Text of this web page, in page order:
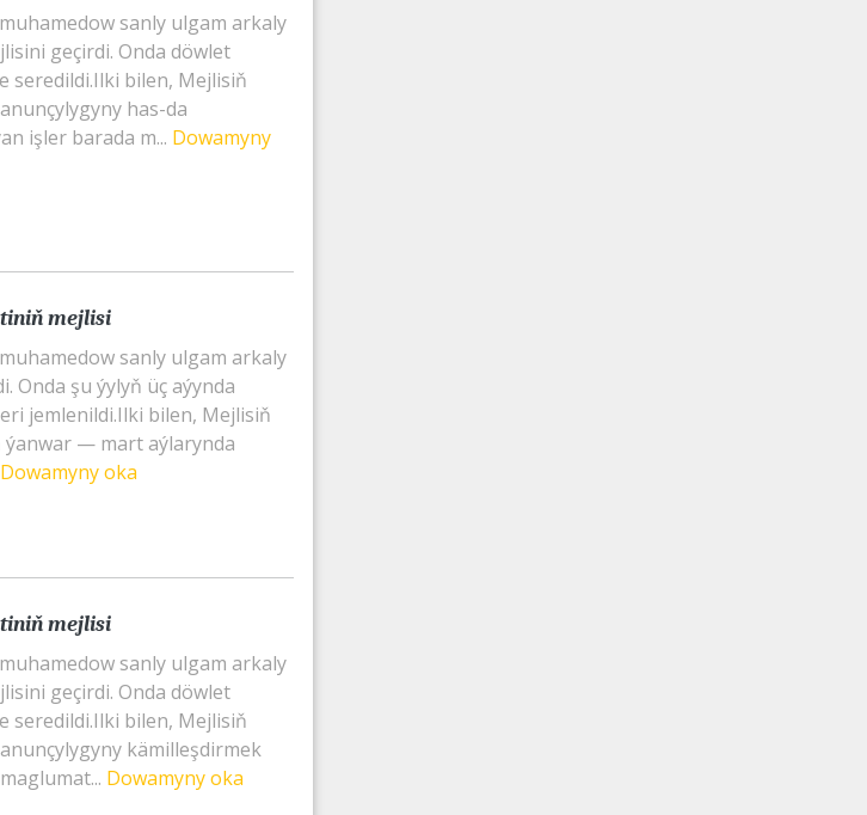
sanly ulgam arkaly
geçirdi. Onda döwlet
seredildi.Ilki bilen, Mejlisiň
has-da
işler barada m... Dowamyny
mejlisi
sanly ulgam arkaly
Onda şu ýylyň üç aýynda
jemlenildi.Ilki bilen, Mejlisiň
ýanwar — mart aýlarynda
Dowamyny oka
mejlisi
sanly ulgam arkaly
geçirdi. Onda döwlet
seredildi.Ilki bilen, Mejlisiň
kämilleşdirmek
Dowamyny oka